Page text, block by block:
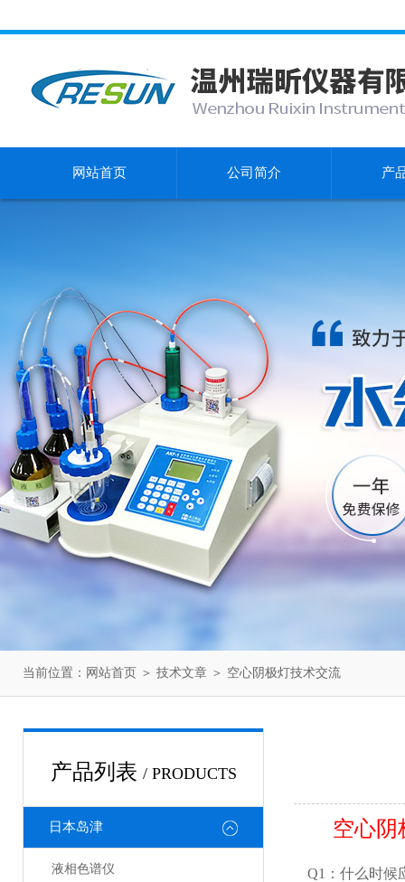
网站首页 公司简介 产
当前位置： 网站首页 ＞ 技术文章 ＞ 空心阴极灯技术交流
产品列表 / PRODUCTS
日本岛津
液相色谱仪
空心阴
Q1：什么时候